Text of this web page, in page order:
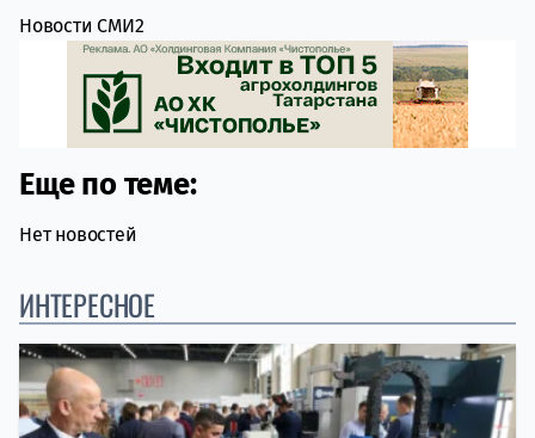
Новости СМИ2
Еще по теме:
Нет новостей
ИНТЕРЕСНОЕ